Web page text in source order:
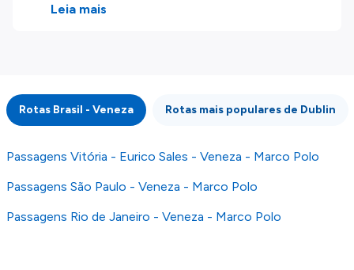
produtos disponíveis no nosso website são
integridade ou pela precisão da informação
publicada, por isso verifique com atenção todas
as condições no website do parceiro antes de
fazer uma reserva. Para mais detalhes verifique
os nossos
Termos e Condições.
Leia mais
Rotas Brasil - Veneza Rotas mais populares de Dublin
Passagens Vitória - Eurico Sales - Veneza - Marco Polo
Passagens São Paulo - Veneza - Marco Polo
Passagens Rio de Janeiro - Veneza - Marco Polo